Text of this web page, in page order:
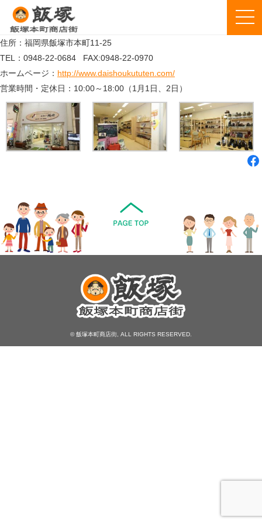
住所：福岡県飯塚市本町11-25
TEL：0948-22-0684 FAX:0948-22-0970
ホームページ： http://www.daishoukututen.com/
営業時間・定休日：10:00～18:00（1月1日、2日）
© 飯塚本町商店街, ALL RIGHTS RESERVED.